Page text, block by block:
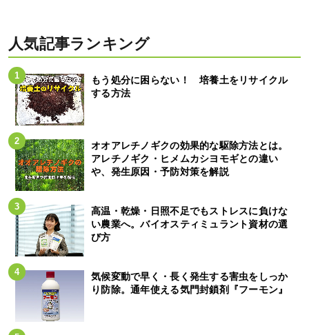
人気記事ランキング
もう処分に困らない！ 培養土をリサイクル
する方法
オオアレチノギクの効果的な駆除方法とは。
アレチノギク・ヒメムカシヨモギとの違い
や、発生原因・予防対策を解説
高温・乾燥・日照不足でもストレスに負けな
い農業へ。バイオスティミュラント資材の選
び方
気候変動で早く・長く発生する害虫をしっか
り防除。通年使える気門封鎖剤『フーモン』